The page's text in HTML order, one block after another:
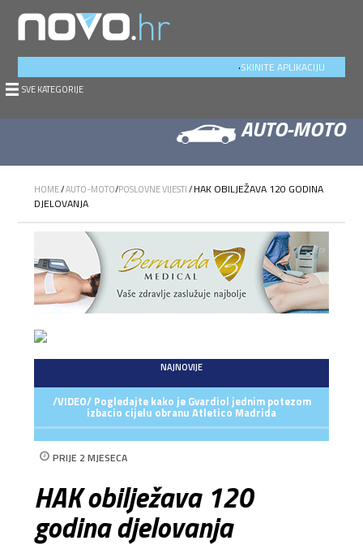
SKINITE APLIKACIJU
.
SVE KATEGORIJE
AUTO-MOTO
HOME/AUTO-MOTO/POSLOVNE VIJESTI/HAK OBILJEŽAVA 120 GODINA
DJELOVANJA
NAJNOVIJE
/VIDEO/ Pogledajte kako je Gvardiol jednim potezom
izbacio cijelu obranu Atletico Madrida
PRIJE 2 MJESECA
HAK obilježava 120
godina djelovanja